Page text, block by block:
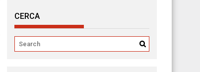
CERCA